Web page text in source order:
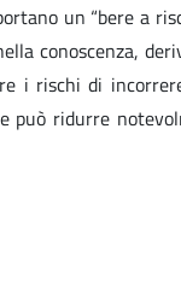
un “bere a
conoscenza,
i rischi di
ridurre